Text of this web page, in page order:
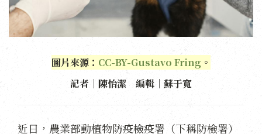
圖片來源： CC-BY-Gustavo Fring 。
記者｜陳怡潔 編輯｜蘇于寬
近日，農業部動植物防疫檢疫署（下稱防檢署）